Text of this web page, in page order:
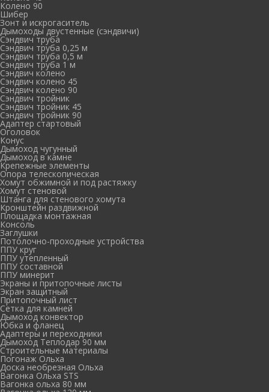
Колено 90
Шибер
Зонт и искрогаситель
Дымоходы двустенные (сэндвичи)
Сэндвич труба
Сэндвич труба 0,25 м
Сэндвич труба 0,5 м
Сэндвич труба 1 м
Сэндвич колено
Сэндвич колено 45
Сэндвич колено 90
Сэндвич тройник
Сэндвич тройник 45
Сэндвич тройник 90
Адаптер стартовый
Оголовок
Конус
Дымоход чугунный
Дымоход в камне
Крепежные элементы
Опора телескопическая
Хомут обжимной и под растяжку
Хомут стеновой
Штанга для стенового хомута
Кронштейн раздвижной
Площадка монтажная
Консоль
Заглушки
Потолочно-проходные устройства
ППУ круг
ППУ утепленный
ППУ составной
ППУ минерит
Экраны и притопочные листы
Экран защитный
Притопочный лист
Сетка для камней
Дымоход конвектор
Юбка и фланец
Адаптеры и переходники
Дымоход Теплодар 90 мм
Cтроительные материалы
Погонаж Ольха
Доска необрезная Ольха
Вагонка Ольха STS
Вагонка ольха 80 мм